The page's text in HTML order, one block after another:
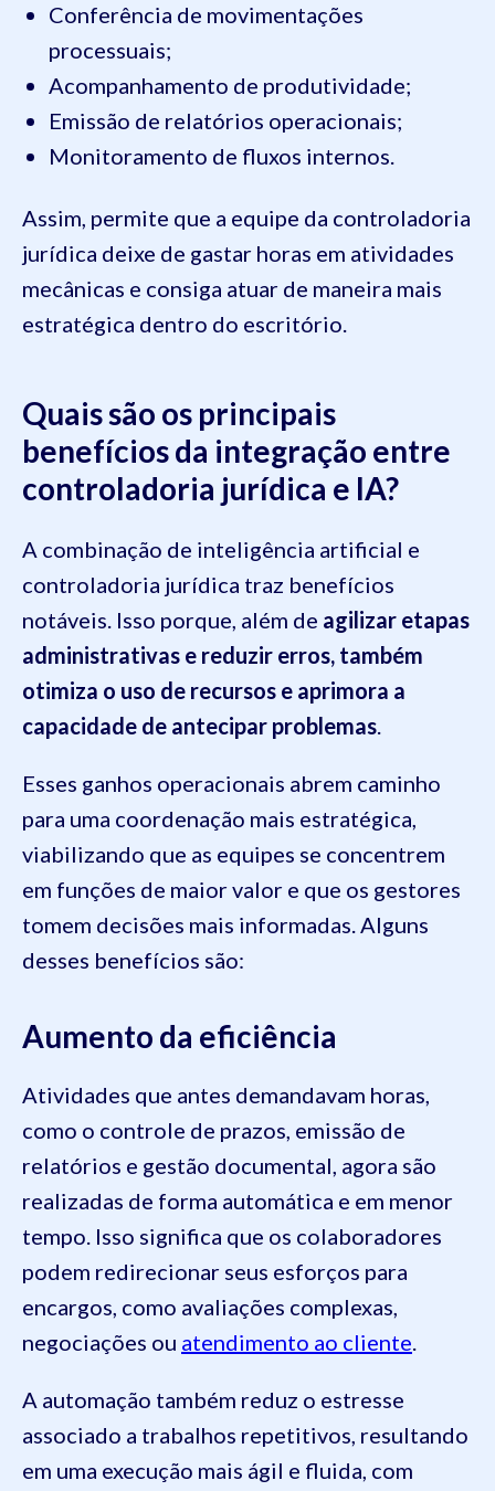
Conferência de movimentações
processuais;
Acompanhamento de produtividade;
Emissão de relatórios operacionais;
Monitoramento de fluxos internos.
Assim, permite que a equipe da controladoria
jurídica deixe de gastar horas em atividades
mecânicas e consiga atuar de maneira mais
estratégica dentro do escritório.
Quais são os principais
benefícios da integração entre
controladoria jurídica e IA?
A combinação de inteligência artificial e
controladoria jurídica traz benefícios
notáveis. Isso porque, além de agilizar etapas
administrativas e reduzir erros, também
otimiza o uso de recursos e aprimora a
capacidade de antecipar problemas.
Esses ganhos operacionais abrem caminho
para uma coordenação mais estratégica,
viabilizando que as equipes se concentrem
em funções de maior valor e que os gestores
tomem decisões mais informadas. Alguns
desses benefícios são:
Aumento da eficiência
Atividades que antes demandavam horas,
como o controle de prazos, emissão de
relatórios e gestão documental, agora são
realizadas de forma automática e em menor
tempo. Isso significa que os colaboradores
podem redirecionar seus esforços para
encargos, como avaliações complexas,
negociações ou atendimento ao cliente.
A automação também reduz o estresse
associado a trabalhos repetitivos, resultando
em uma execução mais ágil e fluida, com